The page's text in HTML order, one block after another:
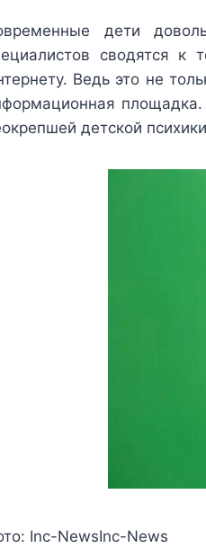
дети
сводятся
Ведь это не
детской
Inc-NewsInc-News